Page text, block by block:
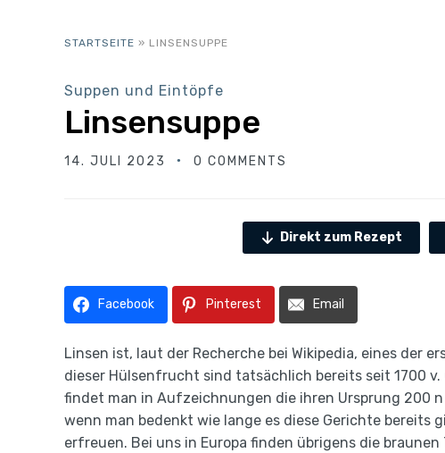
STARTSEITE » LINSENSUPPE
Suppen und Eintöpfe
Linsensuppe
14. JULI 2023 0 COMMENTS
Direkt zum Rezept
Facebook Pinterest Email
Linsen ist, laut der Recherche bei Wikipedia, eines der
dieser Hülsenfrucht sind tatsächlich bereits seit 1700
findet man in Aufzeichnungen die ihren Ursprung 200
wenn man bedenkt wie lange es diese Gerichte bereits
erfreuen. Bei uns in Europa finden übrigens die